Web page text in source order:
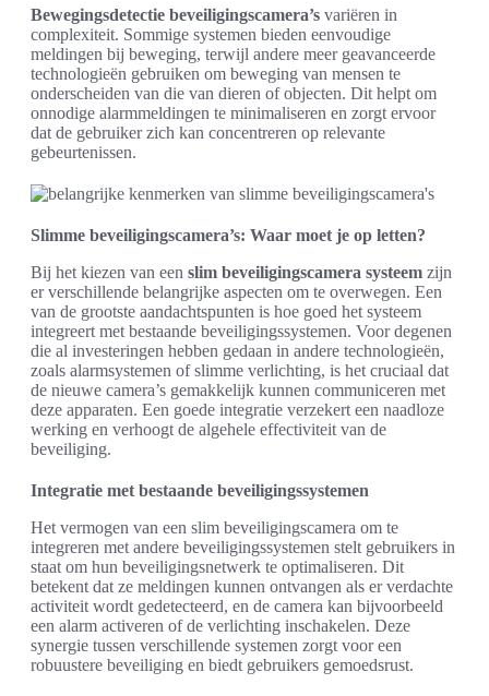
Bewegingsdetectie beveiligingscamera’s variëren in
complexiteit. Sommige systemen bieden eenvoudige
meldingen bij beweging, terwijl andere meer geavanceerde
technologieën gebruiken om beweging van mensen te
onderscheiden van die van dieren of objecten. Dit helpt om
onnodige alarmmeldingen te minimaliseren en zorgt ervoor
dat de gebruiker zich kan concentreren op relevante
gebeurtenissen.
Slimme beveiligingscamera’s: Waar moet je op letten?
Bij het kiezen van een slim beveiligingscamera systeem zijn
er verschillende belangrijke aspecten om te overwegen. Een
van de grootste aandachtspunten is hoe goed het systeem
integreert met bestaande beveiligingssystemen. Voor degenen
die al investeringen hebben gedaan in andere technologieën,
zoals alarmsystemen of slimme verlichting, is het cruciaal dat
de nieuwe camera’s gemakkelijk kunnen communiceren met
deze apparaten. Een goede integratie verzekert een naadloze
werking en verhoogt de algehele effectiviteit van de
beveiliging.
Integratie met bestaande beveiligingssystemen
Het vermogen van een slim beveiligingscamera om te
integreren met andere beveiligingssystemen stelt gebruikers in
staat om hun beveiligingsnetwerk te optimaliseren. Dit
betekent dat ze meldingen kunnen ontvangen als er verdachte
activiteit wordt gedetecteerd, en de camera kan bijvoorbeeld
een alarm activeren of de verlichting inschakelen. Deze
synergie tussen verschillende systemen zorgt voor een
robuustere beveiliging en biedt gebruikers gemoedsrust.